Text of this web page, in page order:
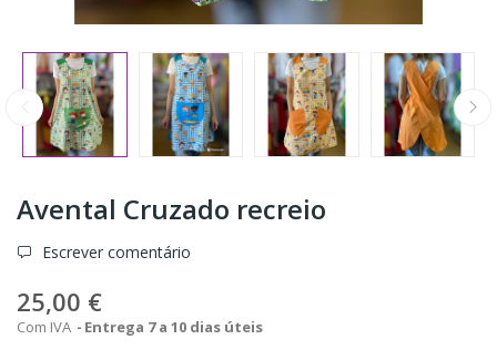
Avental Cruzado recreio
Escrever comentário
25,00 €
Com IVA Entrega 7 a 10 dias úteis